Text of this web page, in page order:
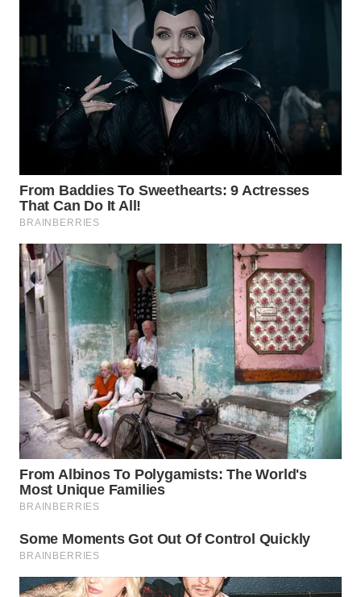
KEPULAUAN
SERIBU
TANGERANG
WN
WN
CIREBON
WN
INDRAMAYU
WN
KUNINGAN
WN
MAJALENGKA
WN
SUBANG
WN
SUKABUMI
WN